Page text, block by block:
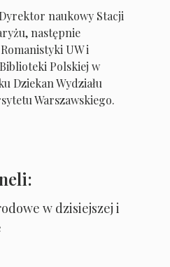
naukowy Stacji
następnie
UW i
Polskiej w
Dziekan Wydziału
Warszawskiego.
w dzisiejszej i